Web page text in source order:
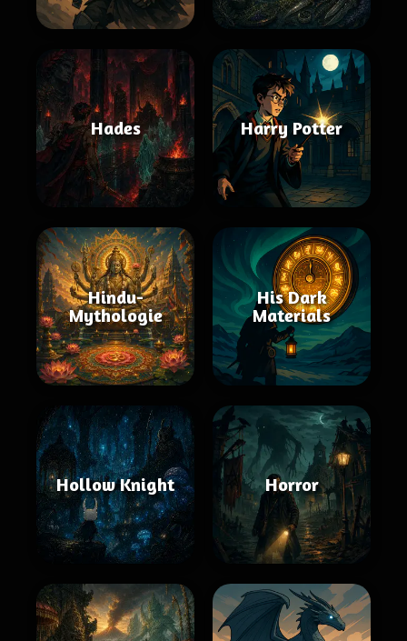
Hades Harry Potter
Hindu-
Mythologie
His Dark
Materials
Hollow Knight Horror